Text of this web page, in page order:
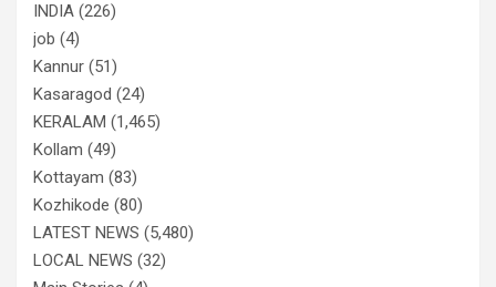
INDIA (226)
job (4)
Kannur (51)
Kasaragod (24)
KERALAM (1,465)
Kollam (49)
Kottayam (83)
Kozhikode (80)
LATEST NEWS (5,480)
LOCAL NEWS (32)